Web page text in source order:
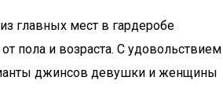
главных мест в гардеробе
пола и возраста. С удовольствием
джинсов девушки и женщины